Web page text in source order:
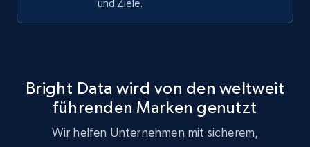
URL, Product id, Title, Product description,
Rating, Reviews count, Initial price, Discount,
und Ziele.
Bright Data wird von den weltweit
führenden Marken genutzt
Wir helfen Unternehmen mit sicherem,